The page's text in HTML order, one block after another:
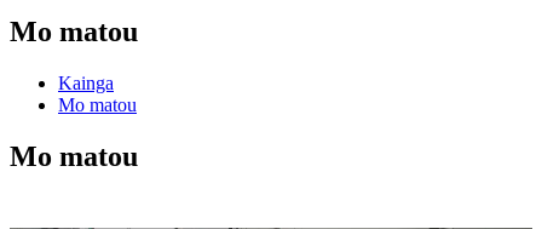
Mo matou
Kainga
Mo matou
Mo matou